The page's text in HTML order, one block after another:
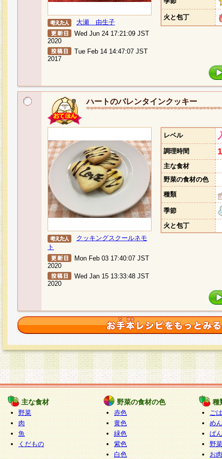
大瀬 由生子
Wed Jun 24 17:21:09 JST
2020
Tue Feb 14 14:47:07 JST
2017
火と包丁
ハートのバレンタインクッキー
クッキングスクールネモ
ト
Mon Feb 03 17:40:07 JST
2020
Wed Jan 15 13:33:48 JST
2020
レベル
調理時間
主な食材
野菜の食材の色
種類
季節
火と包丁
主な食材
野菜
肉
魚
くだもの
野菜の食材の色
赤色
黄色
緑色
紫色
白色
種
ご
めん
ぱん
野
お